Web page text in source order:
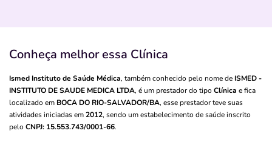
Conheça melhor essa Clínica
Ismed Instituto de Saúde Médica, também conhecido pelo nome de ISMED -
INSTITUTO DE SAUDE MEDICA LTDA, é um prestador do tipo Clínica e fica
localizado em BOCA DO RIO-SALVADOR/BA, esse prestador teve suas
atividades iniciadas em2012, sendo um estabelecimento de saúde inscrito
pelo CNPJ: 15.553.743/0001-66.